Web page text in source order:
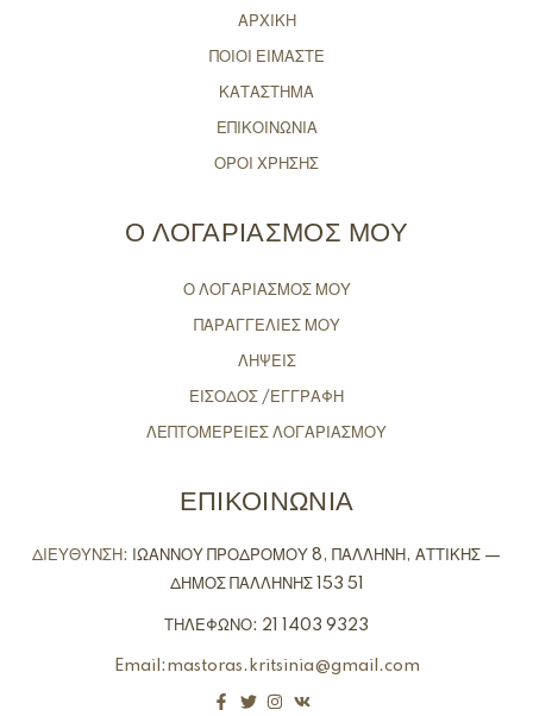
ΑΡΧΙΚΗ
ΠΟΙΟΙ ΕΙΜΑΣΤΕ
ΚΑΤΑΣΤΗΜΑ
ΕΠΙΚΟΙΝΩΝΙΑ
ΟΡΟΙ ΧΡΗΣΗΣ
Ο ΛΟΓΑΡΙΑΣΜΟΣ ΜΟΥ
Ο ΛΟΓΑΡΙΑΣΜΟΣ ΜΟΥ
ΠΑΡΑΓΓΕΛΙΕΣ ΜΟΥ
ΛΗΨΕΙΣ
ΕΙΣΟΔΟΣ /ΕΓΓΡΑΦΗ
ΛΕΠΤΟΜΕΡΕΙΕΣ ΛΟΓΑΡΙΑΣΜΟΥ
ΕΠΙΚΟΙΝΩΝΙΑ
ΔΙΕΥΘΥΝΣΗ:
ΙΩΑΝΝΟΥ ΠΡΟΔΡΟΜΟΥ 8, ΠΑΛΛΗΝΗ, ΑΤΤΙΚΗΣ —
ΔΗΜΟΣ ΠΑΛΛΗΝΗΣ 153 51
ΤΗΛΕΦΩΝΟ: 21 1403 9323
Email:mastoras.kritsinia@gmail.com